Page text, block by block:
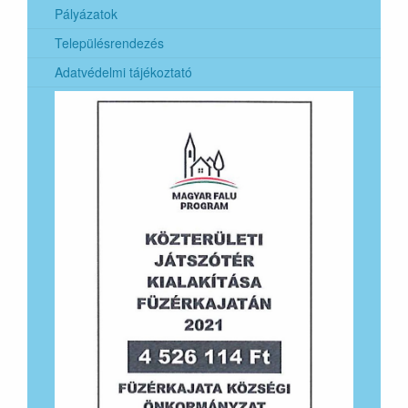
választása
Pályázatok
Településrendezés
Adatvédelmi tájékoztató